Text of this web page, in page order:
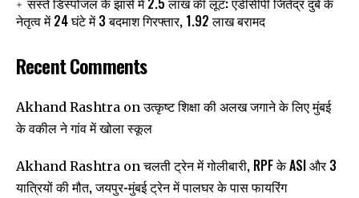
नेतृत्व में 24 घंटे में 3 बदमाश गिरफ्तार, 1.92 लाख बरामद
Recent Comments
Akhand Rashtra onउत्कृष्ट शिक्षा की अलख जगाने के लिए मुंबई
के वकील ने गांव में खोला स्कूल
Akhand Rashtra onचलती ट्रेन में गोलीबारी, RPF के ASI और 3
यात्रियों की मौत, जयपुर-मुंबई ट्रेन में पालघर के पास फायरिंग